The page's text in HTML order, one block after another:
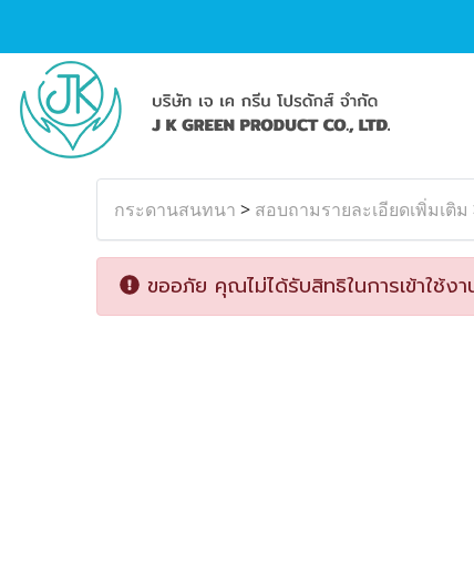
กระดานสนทนา > สอบถามรายละเอียดเพิ่มเติม
ขออภัย คุณไม่ได้รับสิทธิในการเข้าใช้ง